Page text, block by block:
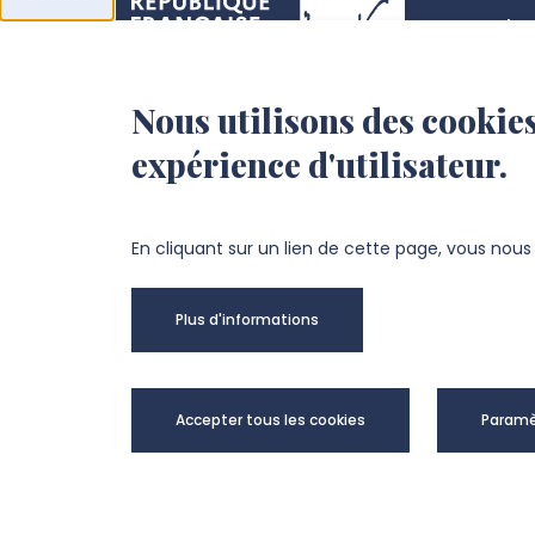
l’Université de
Picardie Jules Verne
Chemin du Thil
+33 3 22 82 72 72
Nous utilisons des
expérience d'utilisateur.
En cliquant sur un lien de cette page, vous
Plus d'informations
Accepter tous les cookies